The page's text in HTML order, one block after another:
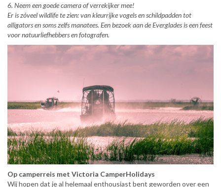
6. Neem een goede camera of verrekijker mee!
Er is zóveel wildlife te zien: van kleurrijke vogels en schildpadden tot
alligators en soms zelfs manatees. Een bezoek aan de Everglades is een feest
voor natuurliefhebbers en fotografen.
Op camperreis met Victoria CamperHolidays
Wij hopen dat je al helemaal enthousiast bent geworden over een